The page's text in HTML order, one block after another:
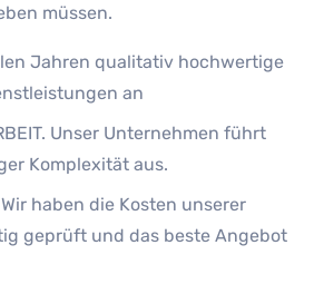
müssen.
Jahren qualitativ hochwertige
an
Unser Unternehmen führt
Komplexität aus.
Wir haben die Kosten unserer
geprüft und das beste Angebot